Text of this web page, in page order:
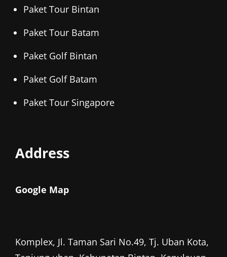
Paket Tour Bintan
Paket Tour Batam
Paket Golf Bintan
Paket Golf Batam
Paket Tour Singapore
Address
Google Map
Komplex, Jl. Taman Sari No.49, Tj. Uban Kota,